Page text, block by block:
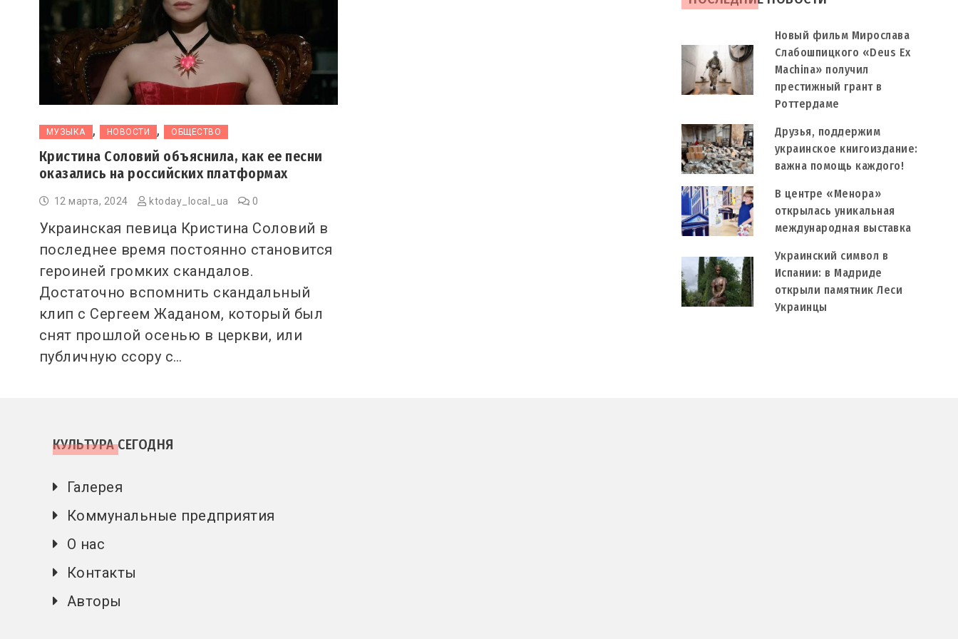
МУЗЫКА , НОВОСТИ , ОБЩЕСТВО
Кристина Соловий объяснила, как ее песни
оказались на российских платформах
12 марта, 2024 ktoday_local_ua 0
Украинская певица Кристина Соловий в
последнее время постоянно становится
героиней громких скандалов.
Достаточно вспомнить скандальный
клип с Сергеем Жаданом, который был
снят прошлой осенью в церкви, или
публичную ссору с…
Новый фильм Мирослава
Слабошпицкого «Deus Ex
Machina» получил
престижный грант в
Роттердаме
Друзья, поддержим
украинское книгоиздание:
важна помощь каждого!
В центре «Менора»
открылась уникальная
международная выставка
Украинский символ в
Испании: в Мадриде
открыли памятник Леси
Украинцы
КУЛЬТУРА СЕГОДНЯ
Галерея
Коммунальные предприятия
О нас
Контакты
Авторы